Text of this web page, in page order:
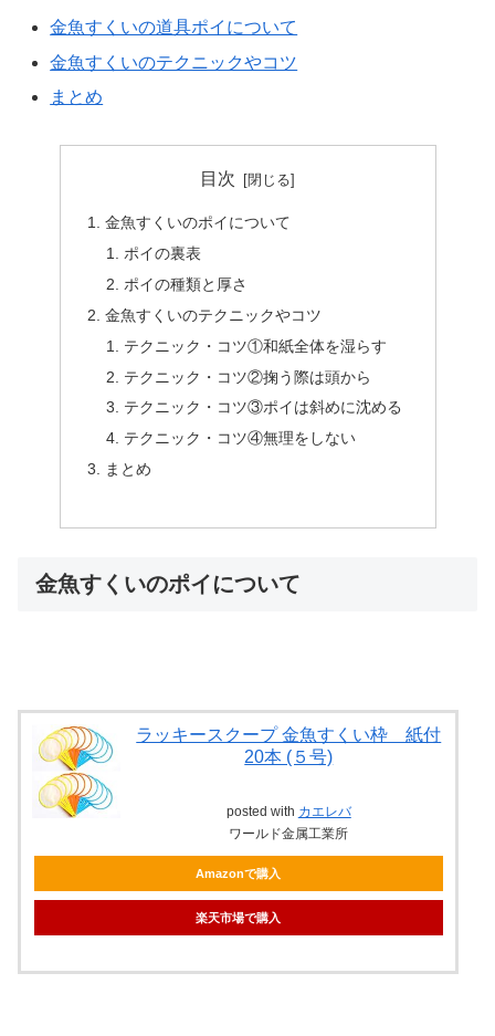
金魚すくいの道具ポイについて
金魚すくいのテクニックやコツ
まとめ
目次
金魚すくいのポイについて
ポイの裏表
ポイの種類と厚さ
金魚すくいのテクニックやコツ
テクニック・コツ①和紙全体を湿らす
テクニック・コツ②掬う際は頭から
テクニック・コツ③ポイは斜めに沈める
テクニック・コツ④無理をしない
まとめ
金魚すくいのポイについて
ラッキースクープ 金魚すくい枠 紙付
20本 (５号)
posted with カエレバ
ワールド金属工業所
Amazonで購入
楽天市場で購入